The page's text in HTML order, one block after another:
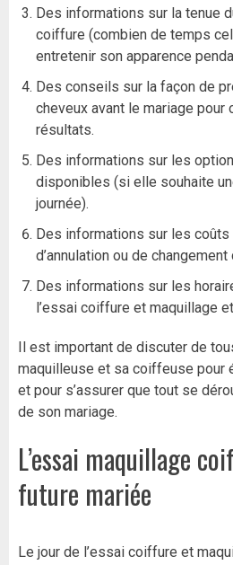
Des informations sur la tenue
coiffure (combien de temps
entretenir son apparence
Des conseils sur la façon de
cheveux avant le mariage
résultats.
Des informations sur les
disponibles (si elle souhaite
journée).
Des informations sur les
d’annulation ou de
Des informations sur les
l’essai coiffure et maquillage
Il est important de discuter de
maquilleuse et sa coiffeuse pour
et pour s’assurer que tout se
de son mariage.
L’essai maquillage
future mariée
Le jour de l’essai coiffure et